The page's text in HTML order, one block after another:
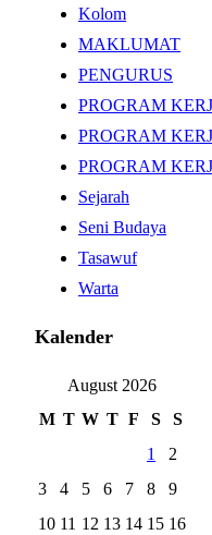
Kolom
MAKLUMAT
PENGURUS
PROGRAM
PROGRAM
PROGRAM
Sejarah
Seni Budaya
Tasawuf
Warta
Kalender
August 2026
M T W T F S
S
1
2
3
4 5 6 7 8
9
10 11 12 13 14 15 16